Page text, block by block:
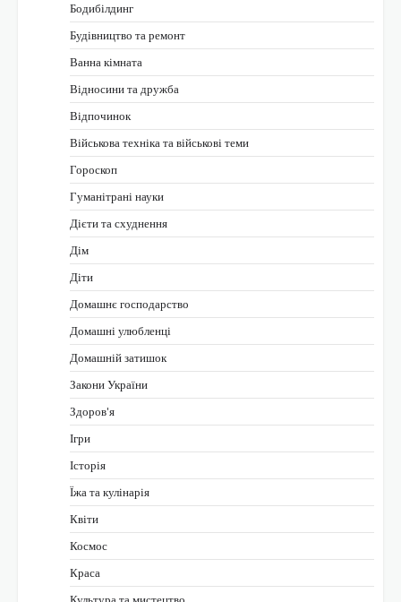
Бодибілдинг
Будівництво та ремонт
Ванна кімната
Відносини та дружба
Відпочинок
Військова техніка та військові теми
Гороскоп
Гуманітрані науки
Дієти та схуднення
Дім
Діти
Домашнє господарство
Домашні улюбленці
Домашній затишок
Закони України
Здоров'я
Ігри
Історія
Їжа та кулінарія
Квіти
Космос
Краса